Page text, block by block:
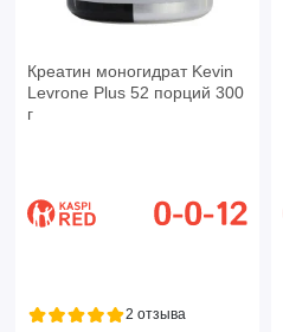
Креатин моногидрат Kevin
Levrone Plus 52 порций 300
г
2 отзыва